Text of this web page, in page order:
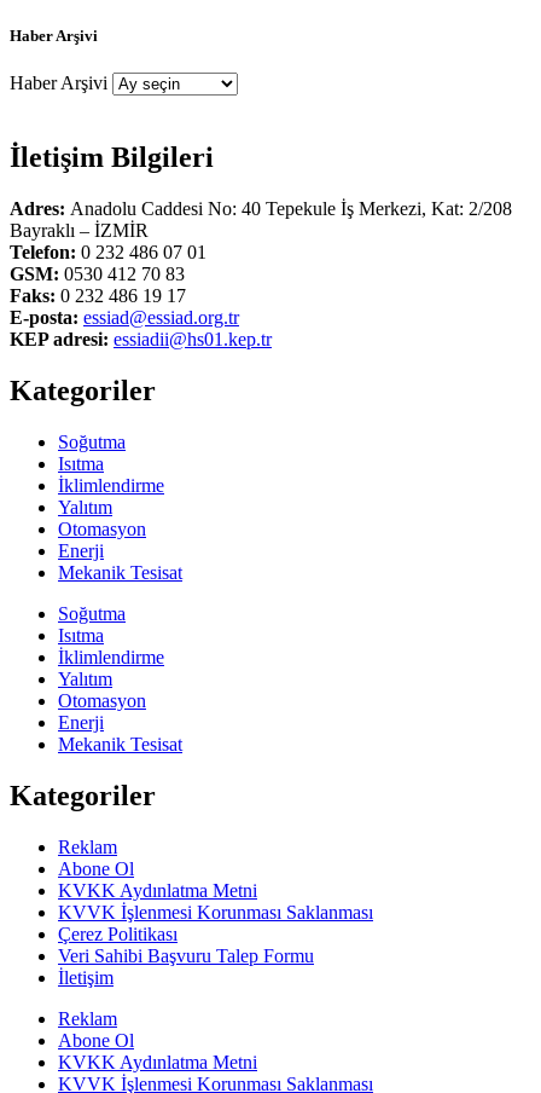
Haber Arşivi
Haber Arşivi
İletişim Bilgileri
Adres: Anadolu Caddesi No: 40 Tepekule İş Merkezi, Kat: 2/208
Bayraklı – İZMİR
Telefon: 0 232 486 07 01
GSM: 0530 412 70 83
Faks: 0 232 486 19 17
E-posta: essiad@essiad.org.tr
KEP adresi: essiadii@hs01.kep.tr
Kategoriler
Soğutma
Isıtma
İklimlendirme
Yalıtım
Otomasyon
Enerji
Mekanik Tesisat
Soğutma
Isıtma
İklimlendirme
Yalıtım
Otomasyon
Enerji
Mekanik Tesisat
Kategoriler
Reklam
Abone Ol
KVKK Aydınlatma Metni
KVVK İşlenmesi Korunması Saklanması
Çerez Politikası
Veri Sahibi Başvuru Talep Formu
İletişim
Reklam
Abone Ol
KVKK Aydınlatma Metni
KVVK İşlenmesi Korunması Saklanması